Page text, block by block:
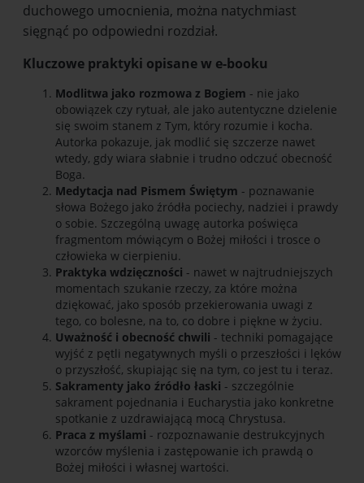
duchowego umocnienia, można natychmiast
sięgnąć po odpowiedni rozdział.
Kluczowe praktyki opisane w e-booku
Modlitwa jako rozmowa z Bogiem - nie jako
obowiązek czy rytuał, ale jako autentyczne dzielenie
się swoim stanem z Tym, który rozumie i kocha.
Autorka pokazuje, jak modlić się szczerze nawet
wtedy, gdy wiara słabnie i trudno odczuć obecność
Boga.
Medytacja nad Pismem Świętym - poznawanie
słowa Bożego jako źródła pociechy, nadziei i prawdy
o sobie. Szczególną uwagę autorka poświęca
fragmentom mówiącym o Bożej miłości i trosce o
człowieka w cierpieniu.
Praktyka wdzięczności - nawet w najtrudniejszych
momentach szukanie rzeczy, za które można
dziękować, jako sposób przekierowania uwagi z
tego, co bolesne, na to, co dobre i piękne w życiu.
Uważność i obecność chwili - techniki pomagające
wyjść z pętli negatywnych myśli o przeszłości i lęków
o przyszłość, skupiając się na tym, co jest tu i teraz.
Sakramenty jako źródło łaski - szczególnie
sakrament pojednania i Eucharystia jako konkretne
spotkanie z uzdrawiającą mocą Chrystusa.
Praca z myślami - rozpoznawanie destrukcyjnych
wzorców myślenia i zastępowanie ich prawdą o
Bożej miłości i własnej wartości.